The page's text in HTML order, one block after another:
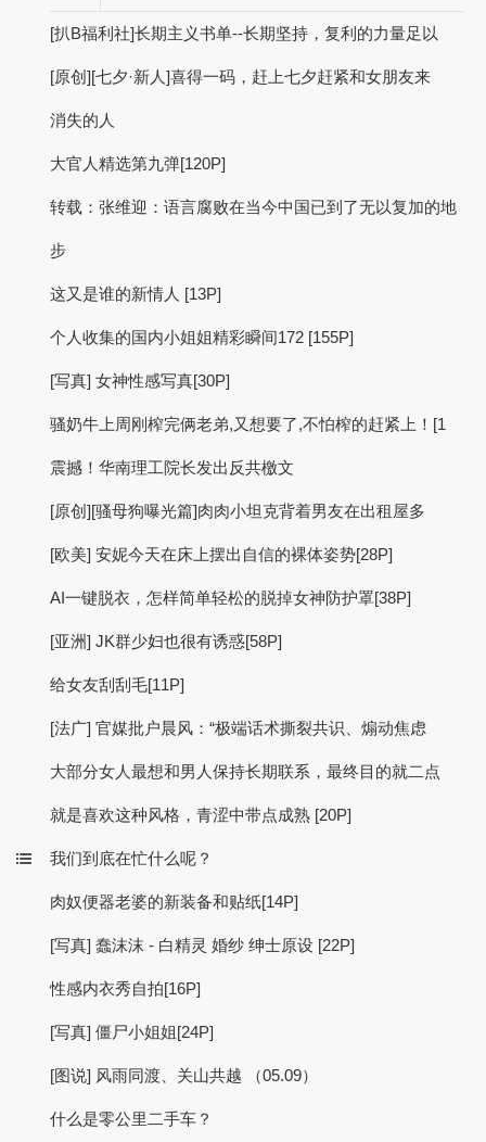
[扒B福利社]长期主义书单--长期坚持，复利的力量足以
[原创][七夕·新人]喜得一码，赶上七夕赶紧和女朋友来
消失的人
大官人精选第九弹[120P]
转载：张维迎：语言腐败在当今中国已到了无以复加的地
步
这又是谁的新情人 [13P]
个人收集的国内小姐姐精彩瞬间172 [155P]
[写真] 女神性感写真[30P]
骚奶牛上周刚榨完俩老弟,又想要了,不怕榨的赶紧上！[1
震撼！华南理工院长发出反共檄文
[原创][骚母狗曝光篇]肉肉小坦克背着男友在出租屋多
[欧美] 安妮今天在床上摆出自信的裸体姿势[28P]
AI一键脱衣，怎样简单轻松的脱掉女神防护罩[38P]
[亚洲] JK群少妇也很有诱惑[58P]
给女友刮刮毛[11P]
[法广] 官媒批户晨风：“极端话术撕裂共识、煽动焦虑
大部分女人最想和男人保持长期联系，最终目的就二点
就是喜欢这种风格，青涩中带点成熟 [20P]
我们到底在忙什么呢？
肉奴便器老婆的新装备和贴纸[14P]
[写真] 蠢沫沫 - 白精灵 婚纱 绅士原设 [22P]
性感内衣秀自拍[16P]
[写真] 僵尸小姐姐[24P]
[图说] 风雨同渡、关山共越 （05.09）
什么是零公里二手车？